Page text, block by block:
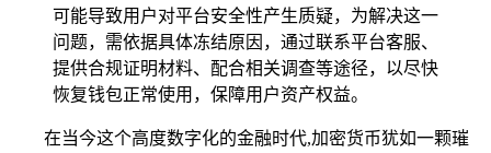
可能导致用户对平台安全性产生质疑，为解决这一
问题，需依据具体冻结原因，通过联系平台客服、
提供合规证明材料、配合相关调查等途径，以尽快
恢复钱包正常使用，保障用户资产权益。
在当今这个高度数字化的金融时代,加密货币犹如一颗璀